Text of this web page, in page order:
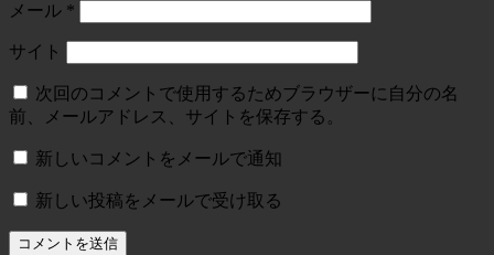
メール *
サイト
次回のコメントで使用するためブラウザーに自分の名
前、メールアドレス、サイトを保存する。
新しいコメントをメールで通知
新しい投稿をメールで受け取る